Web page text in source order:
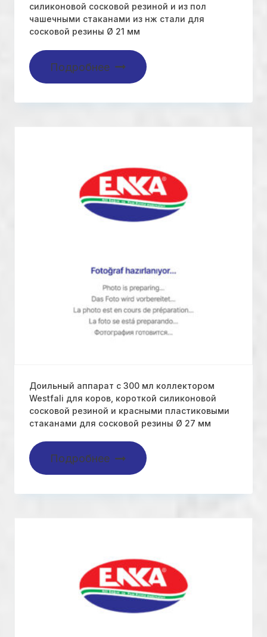
силиконовой сосковой резиной и из пол
чашечными стаканами из нж стали для
сосковой резины Ø 21 мм
Подробнее
Доильный аппарат с 300 мл коллектором
Westfali для коров, короткой силиконовой
сосковой резиной и красными пластиковыми
стаканами для сосковой резины Ø 27 мм
Подробнее